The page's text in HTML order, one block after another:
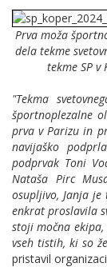
Prva moža
dela tekme
tekme SP
"Tekma
športnoplezalne
prva v Parizu in
navijaško
podprvak Toni
Nataša Pirc
osupljivo, Janja
enkrat proslavila
stoji močna
vseh tistih, ki so
pristavil